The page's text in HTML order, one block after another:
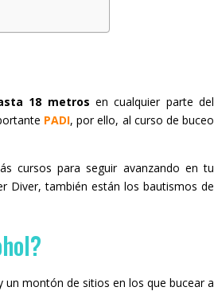
18 metros en cualquier parte del
PADI, por ello, al curso de buceo
cursos para seguir avanzando en tu
Diver, también están los bautismos de
un montón de sitios en los que bucear a